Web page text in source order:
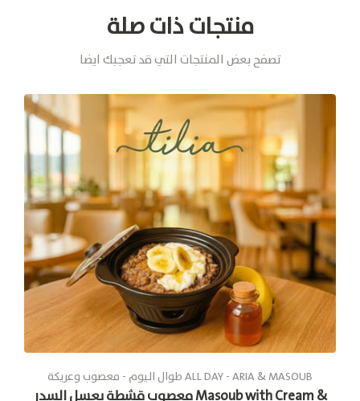
منتجات ذات صلة
تصفح بعض المنتجات التي قد تعجبك ايضا
طوال الیوم - معصوب وعريكة ALL DAY - ARIA & MASOUB
معصوب قشطة بعسل السدر Masoub with Cream &